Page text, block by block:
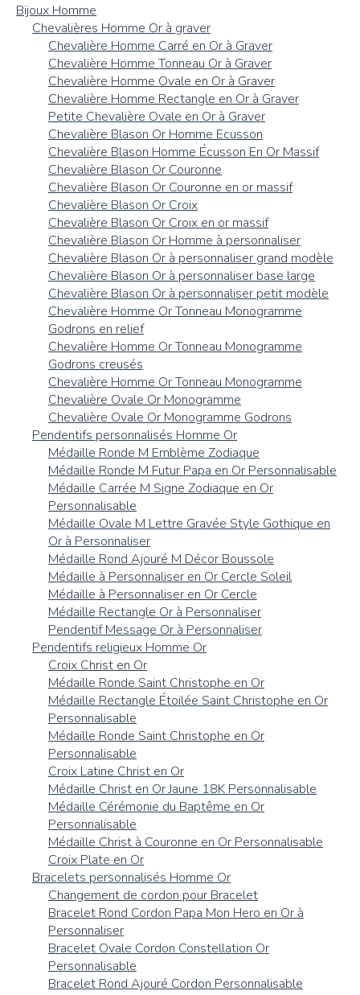
Bijoux Homme
Chevalières Homme Or à graver
Chevalière Homme Carré en Or à Graver
Chevalière Homme Tonneau Or à Graver
Chevalière Homme Ovale en Or à Graver
Chevalière Homme Rectangle en Or à Graver
Petite Chevalière Ovale en Or à Graver
Chevalière Blason Or Homme Ecusson
Chevalière Blason Homme Écusson En Or Massif
Chevalière Blason Or Couronne
Chevalière Blason Or Couronne en or massif
Chevalière Blason Or Croix
Chevalière Blason Or Croix en or massif
Chevalière Blason Or Homme à personnaliser
Chevalière Blason Or à personnaliser grand modèle
Chevalière Blason Or à personnaliser base large
Chevalière Blason Or à personnaliser petit modèle
Chevalière Homme Or Tonneau Monogramme
Godrons en relief
Chevalière Homme Or Tonneau Monogramme
Godrons creusés
Chevalière Homme Or Tonneau Monogramme
Chevalière Ovale Or Monogramme
Chevalière Ovale Or Monogramme Godrons
Pendentifs personnalisés Homme Or
Médaille Ronde M Emblème Zodiaque
Médaille Ronde M Futur Papa en Or Personnalisable
Médaille Carrée M Signe Zodiaque en Or
Personnalisable
Médaille Ovale M Lettre Gravée Style Gothique en
Or à Personnaliser
Médaille Rond Ajouré M Décor Boussole
Médaille à Personnaliser en Or Cercle Soleil
Médaille à Personnaliser en Or Cercle
Médaille Rectangle Or à Personnaliser
Pendentif Message Or à Personnaliser
Pendentifs religieux Homme Or
Croix Christ en Or
Médaille Ronde Saint Christophe en Or
Médaille Rectangle Étoilée Saint Christophe en Or
Personnalisable
Médaille Ronde Saint Christophe en Or
Personnalisable
Croix Latine Christ en Or
Médaille Christ en Or Jaune 18K Personnalisable
Médaille Cérémonie du Baptême en Or
Personnalisable
Médaille Christ à Couronne en Or Personnalisable
Croix Plate en Or
Bracelets personnalisés Homme Or
Changement de cordon pour Bracelet
Bracelet Rond Cordon Papa Mon Hero en Or à
Personnaliser
Bracelet Ovale Cordon Constellation Or
Personnalisable
Bracelet Rond Ajouré Cordon Personnalisable